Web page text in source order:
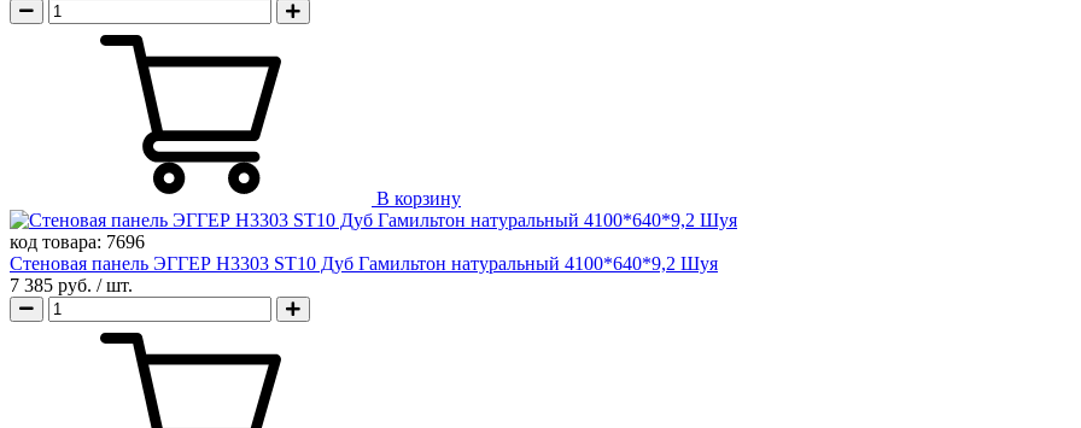
В корзину
код товара: 7696
Стеновая панель ЭГГЕР H3303 ST10 Дуб Гамильтон натуральный 4100*640*9,2 Шуя
7 385 руб. / шт.